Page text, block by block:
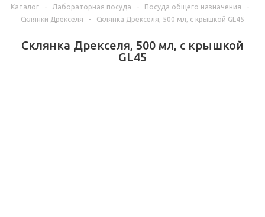
Каталог - Лабораторная посуда - Посуда общего назначения
-
Склянки Дрекселя
- Склянка Дрекселя, 500 мл, с крышкой GL45
Склянка Дрекселя, 500 мл, с крышкой
GL45